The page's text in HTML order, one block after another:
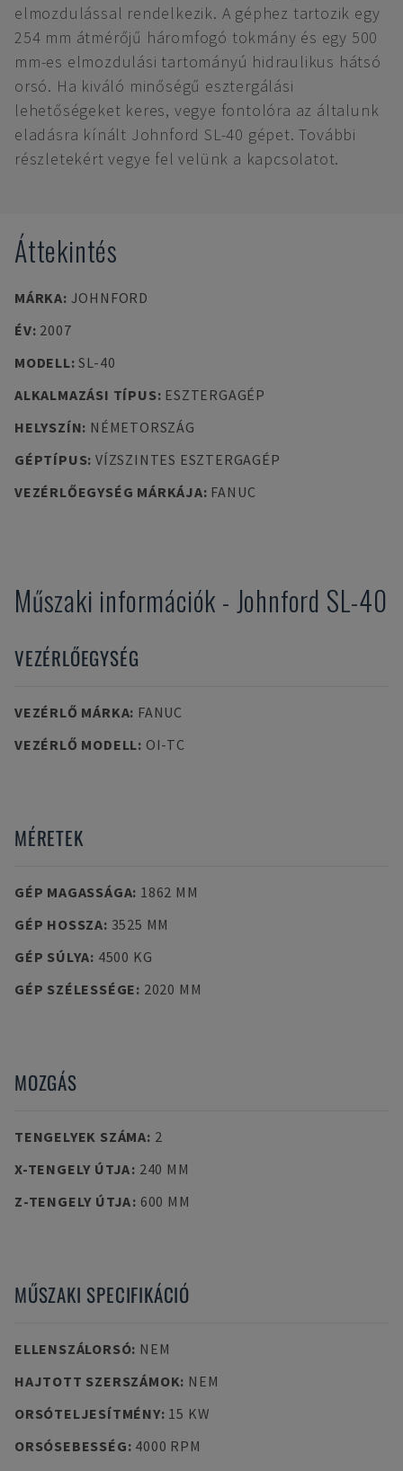
elmozdulással rendelkezik. A géphez tartozik egy
254 mm átmérőjű háromfogó tokmány és egy 500
mm-es elmozdulási tartományú hidraulikus hátsó
orsó. Ha kiváló minőségű esztergálási
lehetőségeket keres, vegye fontolóra az általunk
eladásra kínált Johnford SL-40 gépet. További
részletekért vegye fel velünk a kapcsolatot.
Áttekintés
MÁRKA: JOHNFORD
ÉV: 2007
MODELL:SL-40
ALKALMAZÁSI TÍPUS: ESZTERGAGÉP
HELYSZÍN: NÉMETORSZÁG
GÉPTÍPUS: VÍZSZINTES ESZTERGAGÉP
VEZÉRLŐEGYSÉG MÁRKÁJA: FANUC
Műszaki információk - Johnford SL-40
VEZÉRLŐEGYSÉG
VEZÉRLŐ MÁRKA: FANUC
VEZÉRLŐ MODELL: OI-TC
MÉRETEK
GÉP MAGASSÁGA: 1862 MM
GÉP HOSSZA: 3525 MM
GÉP SÚLYA: 4500 KG
GÉP SZÉLESSÉGE: 2020 MM
MOZGÁS
TENGELYEK SZÁMA: 2
X-TENGELY ÚTJA: 240 MM
Z-TENGELY ÚTJA: 600 MM
MŰSZAKI SPECIFIKÁCIÓ
ELLENSZÁLORSÓ: NEM
HAJTOTT SZERSZÁMOK: NEM
ORSÓTELJESÍTMÉNY: 15 KW
ORSÓSEBESSÉG: 4000 RPM